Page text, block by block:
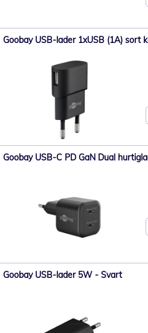
Goobay USB-lader 1xUSB (1A) sort
Goobay USB-C PD GaN Dual
Goobay USB-lader 5W - Svart